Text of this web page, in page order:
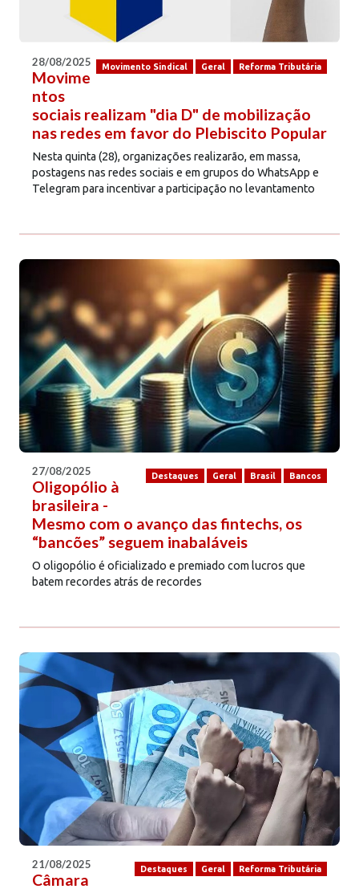
Movimento Sindical Geral Reforma Tributária
28/08/2025
Movime
ntos
sociais realizam "dia D" de mobilização
nas redes em favor do Plebiscito Popular
Nesta quinta (28), organizações realizarão, em massa,
postagens nas redes sociais e em grupos do WhatsApp e
Telegram para incentivar a participação no levantamento
Destaques Geral Brasil Bancos
27/08/2025
Oligopólio à
brasileira -
Mesmo com o avanço das fintechs, os
“bancões” seguem inabaláveis
O oligopólio é oficializado e premiado com lucros que
batem recordes atrás de recordes
Destaques Geral Reforma Tributária
21/08/2025
Câmara